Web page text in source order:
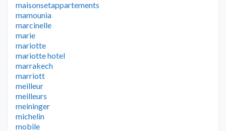
maisonsetappartements
mamounia
marcinelle
marie
mariotte
mariotte hotel
marrakech
marriott
meilleur
meilleurs
meininger
michelin
mobile